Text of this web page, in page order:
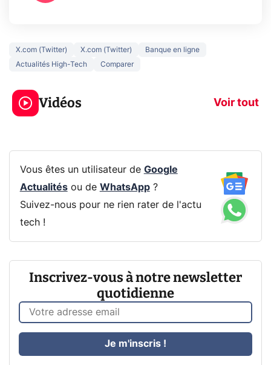
X.com (Twitter) X.com (Twitter)
Banque en ligne
Actualités High-Tech
Comparer
Vidéos Voir tout
Ce que vous ne
savez sur la
navigation privée !
Pixel 11 Pro
Vous êtes un utilisateur de Google
Actualitésou de WhatsApp?
Suivez-nous pour ne rien rater de l'actu
tech !
Inscrivez-vous à notre newsletter
quotidienne
Je m'inscris !